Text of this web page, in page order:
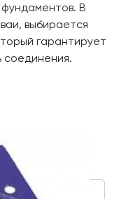
фундаментов. В
выбирается
гарантирует
соединения.